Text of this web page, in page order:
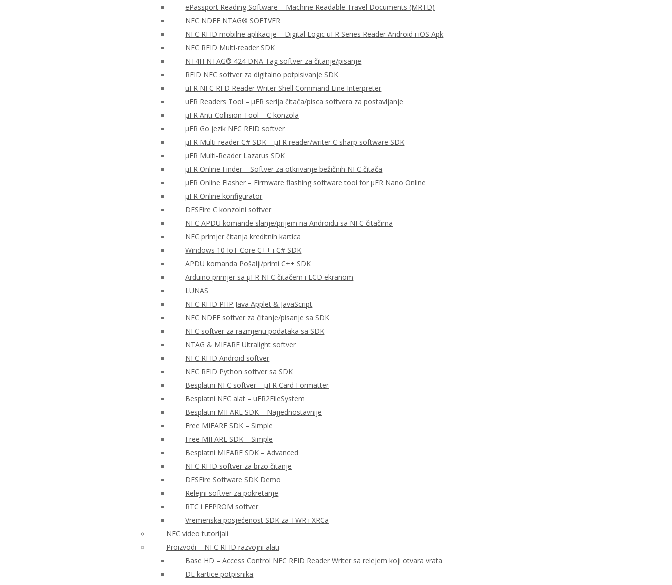
ePassport Reading Software – Machine Readable Travel Documents (MRTD)
NFC NDEF NTAG® SOFTVER
NFC RFID mobilne aplikacije – Digital Logic uFR Series Reader Android i iOS Apk
NFC RFID Multi-reader SDK
NT4H NTAG® 424 DNA Tag softver za čitanje/pisanje
RFID NFC softver za digitalno potpisivanje SDK
uFR NFC RFD Reader Writer Shell Command Line Interpreter
uFR Readers Tool – μFR serija čitača/pisca softvera za postavljanje
μFR Anti-Collision Tool – C konzola
μFR Go jezik NFC RFID softver
μFR Multi-reader C# SDK – μFR reader/writer C sharp software SDK
μFR Multi-Reader Lazarus SDK
μFR Online Finder – Softver za otkrivanje bežičnih NFC čitača
μFR Online Flasher – Firmware flashing software tool for μFR Nano Online
μFR Online konfigurator
DESFire C konzolni softver
NFC APDU komande slanje/prijem na Androidu sa NFC čitačima
NFC primjer čitanja kreditnih kartica
Windows 10 IoT Core C++ i C# SDK
APDU komanda Pošalji/primi C++ SDK
Arduino primjer sa μFR NFC čitačem i LCD ekranom
LUNAS
NFC RFID PHP Java Applet & JavaScript
NFC NDEF softver za čitanje/pisanje sa SDK
NFC softver za razmjenu podataka sa SDK
NTAG & MIFARE Ultralight softver
NFC RFID Android softver
NFC RFID Python softver sa SDK
Besplatni NFC softver – μFR Card Formatter
Besplatni NFC alat – uFR2FileSystem
Besplatni MIFARE SDK – Najjednostavnije
Free MIFARE SDK – Simple
Free MIFARE SDK – Simple
Besplatni MIFARE SDK – Advanced
NFC RFID softver za brzo čitanje
DESFire Software SDK Demo
Relejni softver za pokretanje
RTC i EEPROM softver
Vremenska posjećenost SDK za TWR i XRCa
NFC video tutorijali
Proizvodi – NFC RFID razvojni alati
Base HD – Access Control NFC RFID Reader Writer sa relejem koji otvara vrata
DL kartice potpisnika